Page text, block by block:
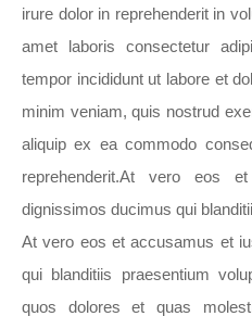
irure dolor in reprehenderit in
amet laboris consectetur
tempor incididunt ut labore et
minim veniam, quis nostrud
aliquip ex ea commodo
reprehenderit.At vero eos
dignissimos ducimus qui
At vero eos et accusamus et
qui blanditiis praesentium
quos dolores et quas